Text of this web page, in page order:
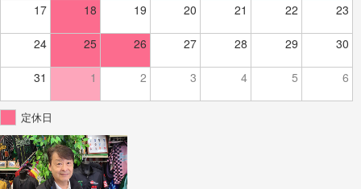
17 18 19 20 21 22 23
24 25 26 27 28 29 30
31 1 2 3 4 5 6
定休日